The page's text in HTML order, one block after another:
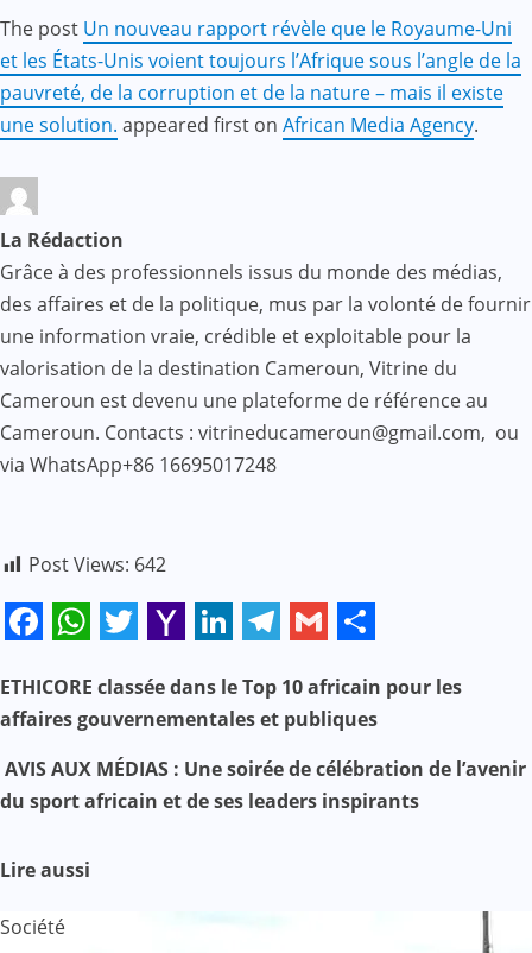
The post Un nouveau rapport révèle que le Royaume-Uni
et les États-Unis voient toujours l’Afrique sous l’angle de la
pauvreté, de la corruption et de la nature – mais il existe
une solution. appeared first on African Media Agency.
La Rédaction
Grâce à des professionnels issus du monde des médias,
des affaires et de la politique, mus par la volonté de fournir
une information vraie, crédible et exploitable pour la
valorisation de la destination Cameroun, Vitrine du
Cameroun est devenu une plateforme de référence au
Cameroun. Contacts : vitrineducameroun@gmail.com, ou
via WhatsApp+86 16695017248
Post Views: 642
Mail
N
v
a
ETHICORE classée dans le Top 10 africain pour les
affaires gouvernementales et publiques
AVIS AUX MÉDIAS : Une soirée de célébration de l’avenir
du sport africain et de ses leaders inspirants
Lire aussi
Société